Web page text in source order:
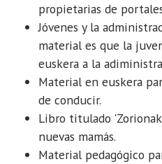
propietarias de
Jóvenes y la
material es que la
euskera a la
Material en euskera
de conducir.
Libro titulado
nuevas mamás.
Material pedagógico